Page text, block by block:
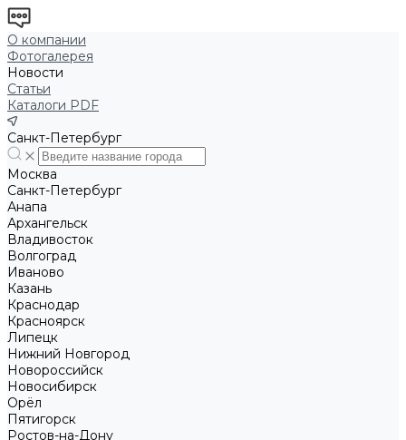
О компании
Фотогалерея
Новости
Статьи
Каталоги PDF
Санкт-Петербург
Москва
Санкт-Петербург
Анапа
Архангельск
Владивосток
Волгоград
Иваново
Казань
Краснодар
Красноярск
Липецк
Нижний Новгород
Новороссийск
Новосибирск
Орёл
Пятигорск
Ростов-на-Дону